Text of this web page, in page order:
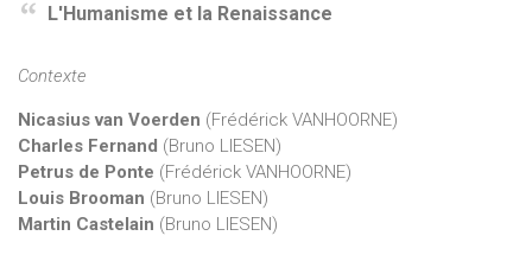
L'Humanisme et la Renaissance
Contexte
Nicasius van Voerden (Frédérick VANHOORNE)
Charles Fernand (Bruno LIESEN)
Petrus de Ponte (Frédérick VANHOORNE)
Louis Brooman (Bruno LIESEN)
Martin Castelain (Bruno LIESEN)